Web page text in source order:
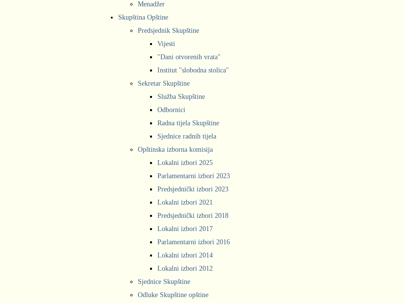
Menadžer
Skupština Opštine
Predsjednik Skupštine
Vijesti
"Dani otvorenih vrata"
Institut "slobodna stolica"
Sekretar Skupštine
Služba Skupštine
Odbornici
Radna tijela Skupštine
Sjednice radnih tijela
Opštinska izborna komisija
Lokalni izbori 2025
Parlamentarni izbori 2023
Predsjednički izbori 2023
Lokalni izbori 2021
Predsjednički izbori 2018
Lokalni izbori 2017
Parlamentarni izbori 2016
Lokalni izbori 2014
Lokalni izbori 2012
Sjednice Skupštine
Odluke Skupštine opštine